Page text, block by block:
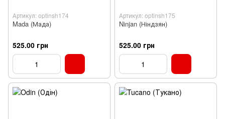
Артикул: optinsh174
Mada (Мада)
525.00 грн
Артикул: optinsh175
Ninjan (Ніндзян)
525.00 грн